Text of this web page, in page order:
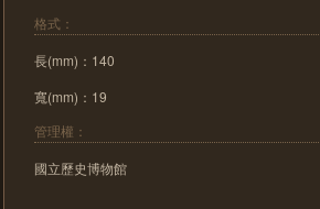
格式：
長(mm)：140
寬(mm)：19
管理權：
國立歷史博物館